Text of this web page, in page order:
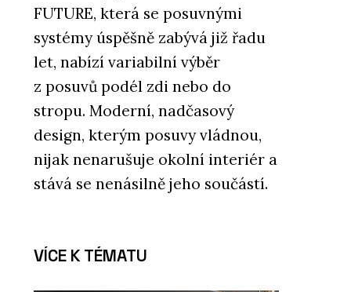
FUTURE, která se posuvnými
systémy úspěšně zabývá již řadu
let, nabízí variabilní výběr
z posuvů podél zdi nebo do
stropu. Moderní, nadčasový
design, kterým posuvy vládnou,
nijak nenarušuje okolní interiér a
stává se nenásilně jeho součástí.
VÍCE K TÉMATU